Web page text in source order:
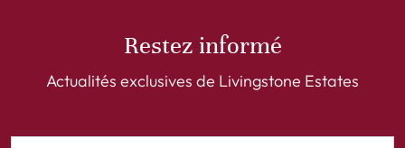
Restez informé
Actualités exclusives de Livingstone Estates